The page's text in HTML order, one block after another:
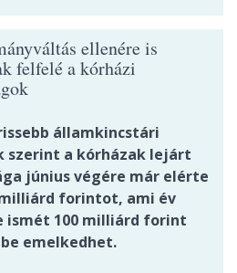
ellenére is
felfelé a kórházi
államkincstári
szerint a kórházak lejárt
június végére már elérte
milliárd forintot, ami év
ismét 100 milliárd forint
emelkedhet.